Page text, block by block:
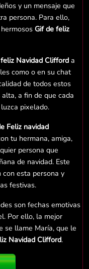
y un mensaje que
persona. Para ello,
Gif de feliz
Navidad Clifforda
como o en su chat
de todos estos
a fin de que cada
pixelado.
Feliz navidad
tu hermana, amiga,
persona que
de navidad. Este
esta persona y
festivas.
son fechas emotivas
Por ello, la mejor
se llame María, que le
Navidad Clifford.